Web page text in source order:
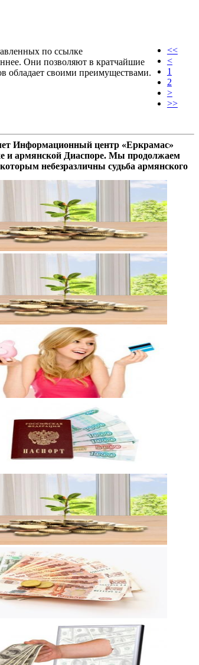
по ссылке
Они позволяют в кратчайшие
обладает своими преимуществами.
<<
<
1
2
>
>>
Информационный центр «Еркрамас»
и армянской Диаспоре. Мы продолжаем
небезразличны судьба армянского